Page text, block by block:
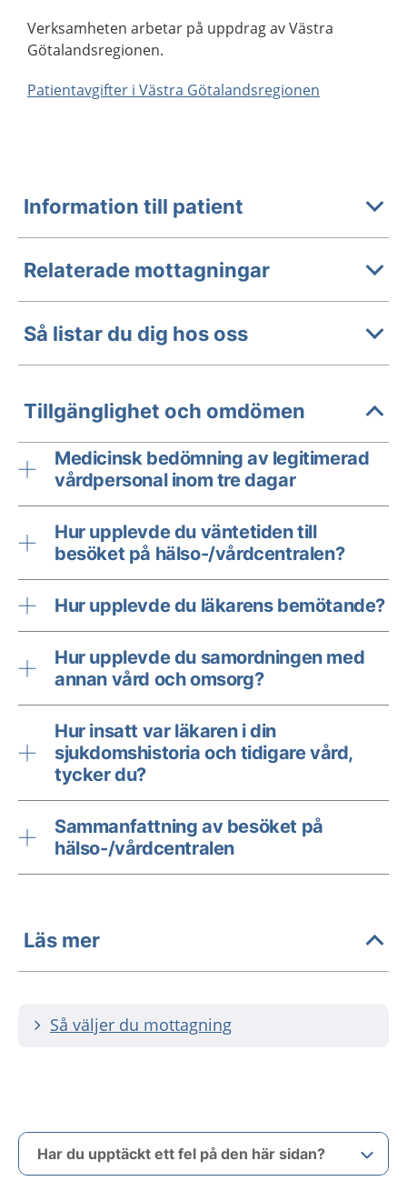
Verksamheten arbetar på uppdrag av Västra
Götalandsregionen.
Patientavgifter i Västra Götalandsregionen
Information till patient
Relaterade mottagningar
Så listar du dig hos oss
Tillgänglighet och omdömen
Medicinsk bedömning av legitimerad
vårdpersonal inom tre dagar
Hur upplevde du väntetiden till
besöket på hälso-/vårdcentralen?
Hur upplevde du läkarens bemötande?
Hur upplevde du samordningen med
annan vård och omsorg?
Hur insatt var läkaren i din
sjukdomshistoria och tidigare vård,
tycker du?
Sammanfattning av besöket på
hälso-/vårdcentralen
Läs mer
Så väljer du mottagning
Har du upptäckt ett fel på den här sidan?